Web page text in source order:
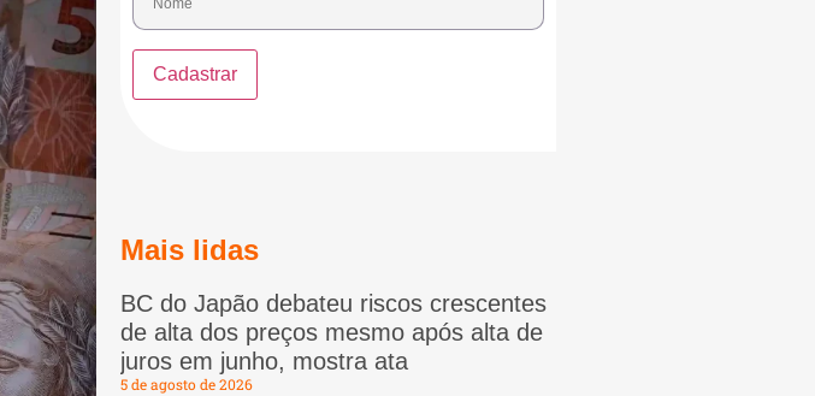
Mais lidas
BC do Japão debateu riscos crescentes
de alta dos preços mesmo após alta de
juros em junho, mostra ata
5 de agosto de 2026